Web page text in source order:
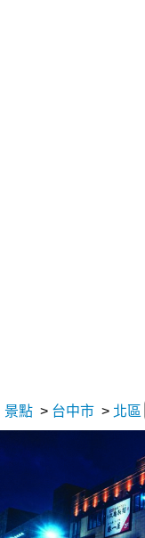
景點 > 台中市 > 北區